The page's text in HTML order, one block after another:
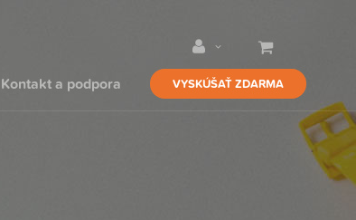
Kontakt a podpora VYSKÚŠAŤ ZDARMA